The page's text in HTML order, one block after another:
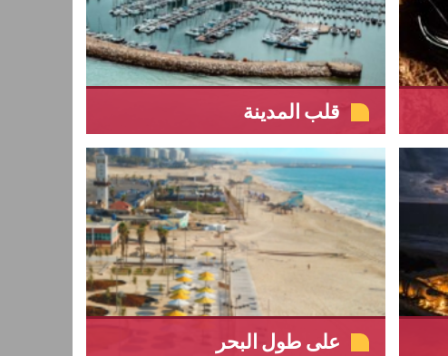
قلب المدينة
على طول البحر